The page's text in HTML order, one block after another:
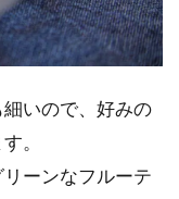
いので、好みの
。
ーンなフルーテ